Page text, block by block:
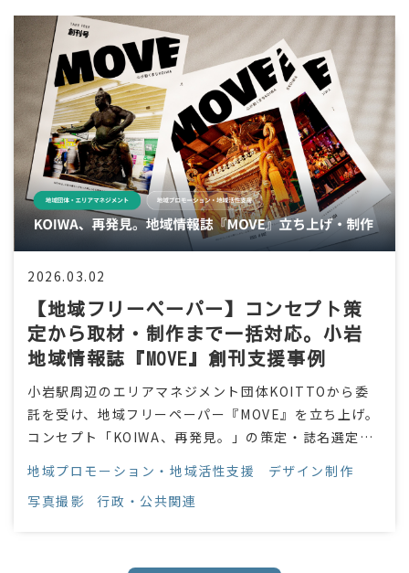
【地域フリーペーパー】コンセプト策
定から取材・制作まで一括対応。小岩
地域情報誌『MOVE』創刊支援事例
2026.03.02
小岩駅周辺のエリアマネジメント団体KOITTOから委
託を受け、地域フリーペーパー『MOVE』を立ち上げ。
コンセプト「KOIWA、再発見。」の策定・誌名選定・
程を一括支援。
地域プロモーション・地域活性支援
デザイン制作
写真撮影
行政・公共関連